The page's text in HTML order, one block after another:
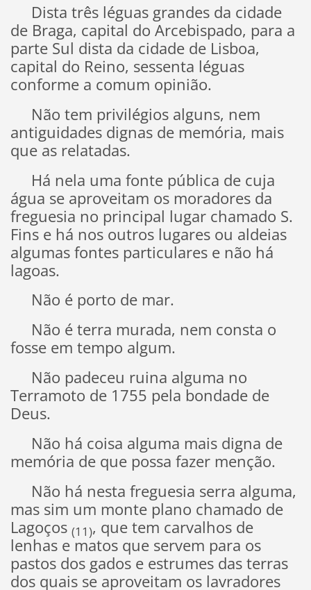
Dista três léguas grandes da cidade
de Braga, capital do Arcebispado, para a
parte Sul dista da cidade de Lisboa,
capital do Reino, sessenta léguas
conforme a comum opinião.
Não tem privilégios alguns, nem
antiguidades dignas de memória, mais
que as relatadas.
Há nela uma fonte pública de cuja
água se aproveitam os moradores da
freguesia no principal lugar chamado S.
Fins e há nos outros lugares ou aldeias
algumas fontes particulares e não há
lagoas.
Não é porto de mar.
Não é terra murada, nem consta o
fosse em tempo algum.
Não padeceu ruina alguma no
Terramoto de 1755 pela bondade de
Deus.
Não há coisa alguma mais digna de
memória de que possa fazer menção.
Não há nesta freguesia serra alguma,
mas sim um monte plano chamado de
Lagoços (11), que tem carvalhos de
lenhas e matos que servem para os
pastos dos gados e estrumes das terras
dos quais se aproveitam os lavradores